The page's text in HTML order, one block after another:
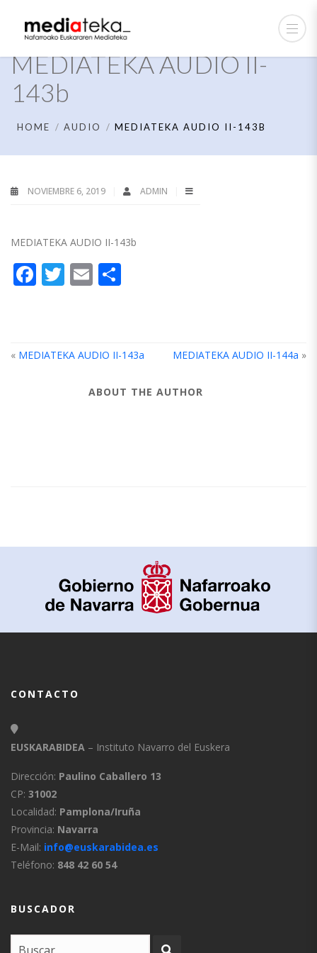
MEDIATEKA AUDIO II-
143b
HOME AUDIO MEDIATEKA AUDIO II-143B
NOVIEMBRE 6, 2019 ADMIN
MEDIATEKA AUDIO II-143b
Facebook
Twitter
Email
« MEDIATEKA AUDIO II-143a MEDIATEKA AUDIO II-144a »
ABOUT THE AUTHOR
CONTACTO
EUSKARABIDEA – Instituto Navarro del Euskera
Dirección: Paulino Caballero 13
CP: 31002
Localidad: Pamplona/Iruña
Provincia: Navarra
E-Mail: info@euskarabidea.es
Teléfono: 848 42 60 54
BUSCADOR